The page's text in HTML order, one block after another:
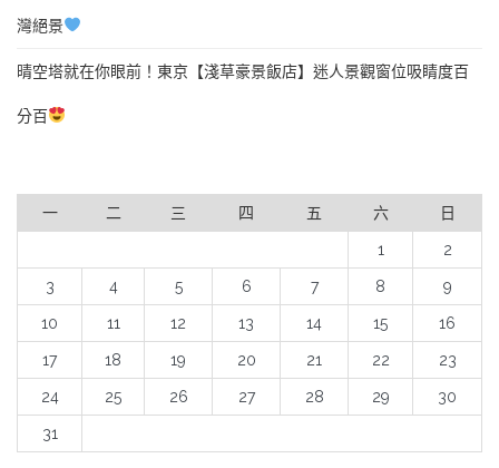
灣絕景
晴空塔就在你眼前！東京【淺草豪景飯店】迷人景觀窗位吸睛度百
分百
一 二 三 四 五 六 日
1 2
3 4 5 6 7 8 9
10 11 12 13 14 15 16
17 18 19 20 21 22 23
24 25 26 27 28 29 30
31